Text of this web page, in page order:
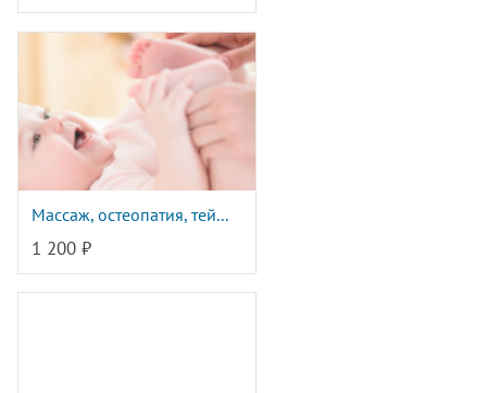
Массаж, остеопатия, тей...
1 200 ₽